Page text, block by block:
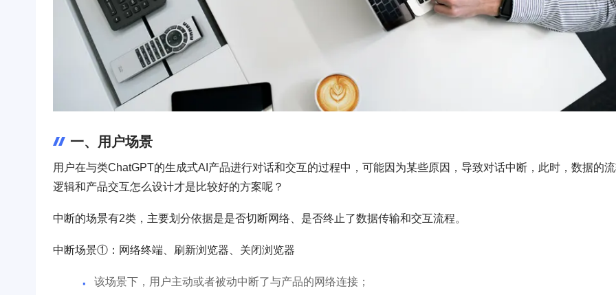
一、用户场景
用户在与类ChatGPT的生成式AI产品进行对话和交互的过程中，可能因为某些原因，导致对话中断，此时，数据的
逻辑和产品交互怎么设计才是比较好的方案呢？
中断的场景有2类，主要划分依据是是否切断网络、是否终止了数据传输和交互流程。
中断场景①：网络终端、刷新浏览器、关闭浏览器
该场景下，用户主动或者被动中断了与产品的网络连接；